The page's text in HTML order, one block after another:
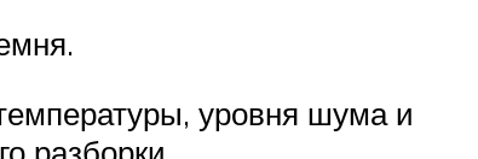
уровня шума и
разборки.